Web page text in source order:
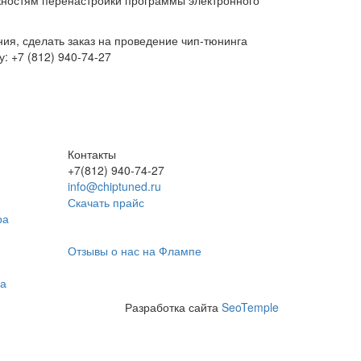
сделать заказ на проведение чип-тюнинга
+7 (812) 940-74-27
Контакты
+7(812) 940-74-27
info@chiptuned.ru
Скачать прайс
Отзывы о нас на Флампе
Разработка сайта SeoTemple